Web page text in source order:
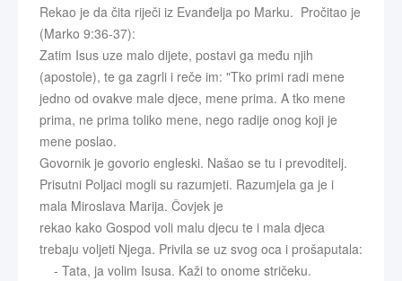
Rekao je da čita riječi iz Evanđelja po Marku. Pročitao je
(Marko 9:36-37):
Zatim Isus uze malo dijete, postavi ga među njih
(apostole), te ga zagrli i reče im: "Tko primi radi mene
jedno od ovakve male djece, mene prima. A tko mene
prima, ne prima toliko mene, nego radije onog koji je
mene poslao.
Govornik je govorio engleski. Našao se tu i prevoditelj.
Prisutni Poljaci mogli su razumjeti. Razumjela ga je i
mala Miroslava Marija. Čovjek je
rekao kako Gospod voli malu djecu te i mala djeca
trebaju voljeti Njega. Privila se uz svog oca i prošaputala:
- Tata, ja volim Isusa. Kaži to onome stričeku.